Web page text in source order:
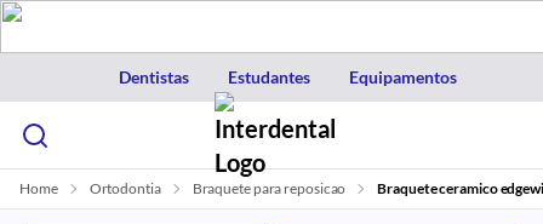
Dentistas Estudantes Equipamentos
Home Ortodontia Braquete para reposicao Braquete ceramico